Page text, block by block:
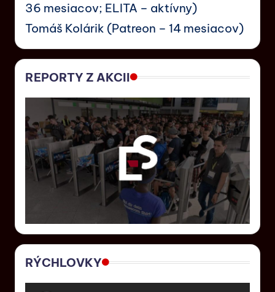
36 mesiacov; ELITA – aktívny)
Tomáš Kolárik (Patreon – 14 mesiacov)
REPORTY Z AKCII
RÝCHLOVKY